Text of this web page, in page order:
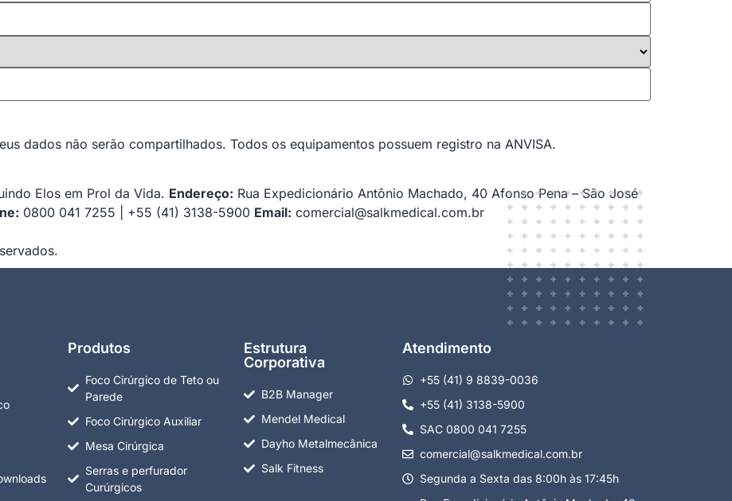
dados não serão compartilhados. Todos os equipamentos possuem registro na ANVISA.
Elos em Prol da Vida. Endereço: Rua Expedicionário Antônio Machado, 40 Afonso Pena – São José
0800 041 7255 | +55 (41) 3138-5900 Email: comercial@salkmedical.com.br
Produtos
Foco Cirúrgico de Teto ou
Parede
Foco Cirúrgico Auxiliar
Mesa Cirúrgica
Serras e perfurador
Curúrgicos
Estrutura
Corporativa
B2B Manager
Mendel Medical
Dayho Metalmecânica
Salk Fitness
Atendimento
+55 (41) 9 8839-0036
+55 (41) 3138-5900
SAC 0800 041 7255
comercial@salkmedical.com.br
Segunda a Sexta das 8:00h às 17:45h